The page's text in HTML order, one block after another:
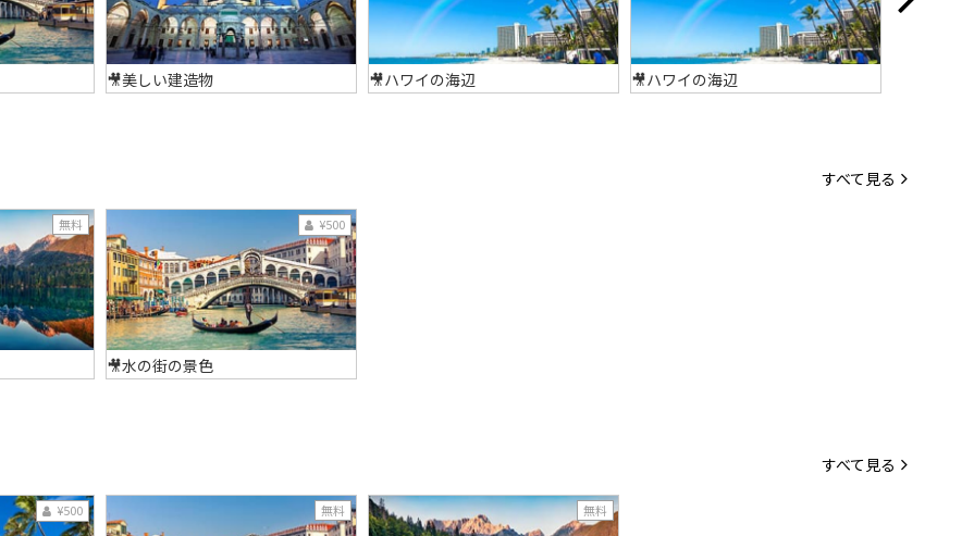
🎥美しい建造物 🎥ハワイの海辺 🎥ハワイの海辺
すべて見る
無料
🎥水の街の景色
¥500
すべて見る
¥500 無料 無料